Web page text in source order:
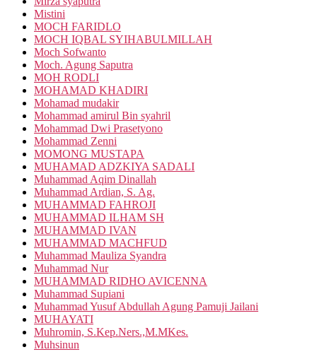
Mistini
MOCH FARIDLO
MOCH IQBAL SYIHABULMILLAH
Moch Sofwanto
Moch. Agung Saputra
MOH RODLI
MOHAMAD KHADIRI
Mohamad mudakir
Mohammad amirul Bin syahril
Mohammad Dwi Prasetyono
Mohammad Zenni
MOMONG MUSTAPA
MUHAMAD ADZKIYA SADALI
Muhammad Aqim Dinallah
Muhammad Ardian, S. Ag.
MUHAMMAD FAHROJI
MUHAMMAD ILHAM SH
MUHAMMAD IVAN
MUHAMMAD MACHFUD
Muhammad Mauliza Syandra
Muhammad Nur
MUHAMMAD RIDHO AVICENNA
Muhammad Supiani
Muhammad Yusuf Abdullah Agung Pamuji Jailani
MUHAYATI
Muhromin, S.Kep.Ners.,M.MKes.
Muhsinun